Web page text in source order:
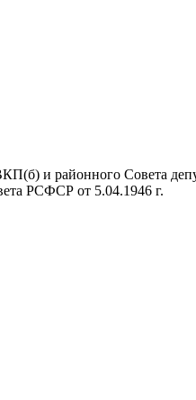
и районного Совета
РСФСР от 5.04.1946 г.